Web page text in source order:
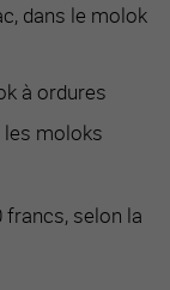
dans le molok
à ordures
les moloks
francs, selon la